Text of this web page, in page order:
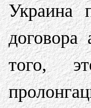
Украина
того,